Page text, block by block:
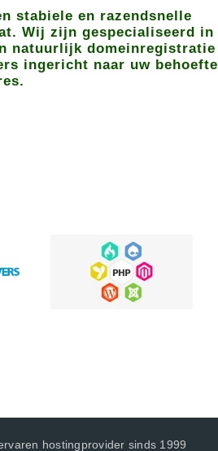
stabiele en razendsnelle
Wij zijn gespecialiseerd in
natuurlijk domeinregistratie
ingericht naar uw behoefte
hostingprovider sinds 1999